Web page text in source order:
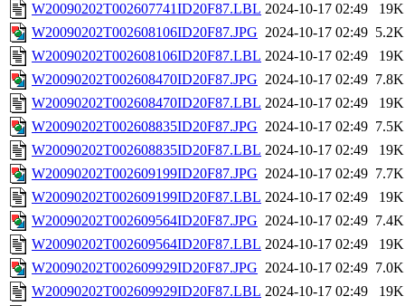
W20090202T002607741ID20F87.LBL 2024-10-17 02:49
19K
W20090202T002608106ID20F87.JPG 2024-10-17 02:49 5.2K
W20090202T002608106ID20F87.LBL 2024-10-17 02:49
19K
W20090202T002608470ID20F87.JPG 2024-10-17 02:49 7.8K
W20090202T002608470ID20F87.LBL 2024-10-17 02:49
19K
W20090202T002608835ID20F87.JPG 2024-10-17 02:49 7.5K
W20090202T002608835ID20F87.LBL 2024-10-17 02:49
19K
W20090202T002609199ID20F87.JPG 2024-10-17 02:49 7.7K
W20090202T002609199ID20F87.LBL 2024-10-17 02:49
19K
W20090202T002609564ID20F87.JPG 2024-10-17 02:49 7.4K
W20090202T002609564ID20F87.LBL 2024-10-17 02:49
19K
W20090202T002609929ID20F87.JPG 2024-10-17 02:49 7.0K
W20090202T002609929ID20F87.LBL 2024-10-17 02:49
19K